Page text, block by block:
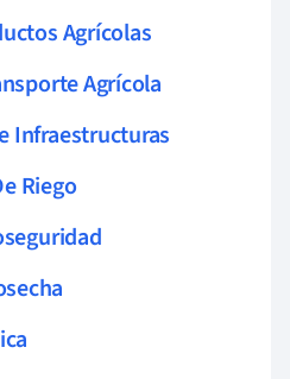
Agrícolas
Agrícola
Infraestructuras
Riego